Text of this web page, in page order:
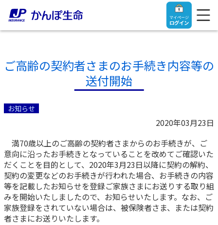
マイページ
ログイン
ご契約者さま
ご契約者さま
マイページログイン
入院保険金・手術保険金のご請求
保険をご検討中のお客さま
保険をご検討中のお客さま
法人のお客さま
【まずはご相談ください】企業経営でお悩みの方はこ
ちら
お役立ち情報
ご高齢の契約者さまのお手続き内容等の
送付開始
お知らせ
2020年03月23日
満70歳以上のご高齢の契約者さまからのお手続きが、ご
意向に沿ったお手続きとなっていることを改めてご確認いた
だくことを目的として、2020年3月23日以降に契約の解約、
契約の変更などのお手続きが行われた場合、お手続きの内容
等を記載したお知らせを登録ご家族さまにお送りする取り組
みを開始いたしましたので、お知らせいたします。なお、ご
家族登録をされていない場合は、被保険者さま、または契約
者さまにお送りいたします。